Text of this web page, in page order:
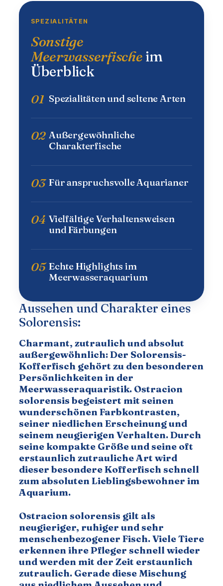
SPEZIALITÄTEN
Sonstige
Meerwasserfische im
Überblick
01 Spezialitäten und seltene Arten
02 Außergewöhnliche
Charakterfische
03 Für anspruchsvolle Aquarianer
04 Vielfältige Verhaltensweisen
und Färbungen
05 Echte Highlights im
Meerwasseraquarium
Aussehen und Charakter eines
Solorensis:
Charmant, zutraulich und absolut
außergewöhnlich: Der Solorensis-
Kofferfisch gehört zu den besonderen
Persönlichkeiten in der
Meerwasseraquaristik. Ostracion
solorensis begeistert mit seinen
wunderschönen Farbkontrasten,
seiner niedlichen Erscheinung und
seinem neugierigen Verhalten. Durch
seine kompakte Größe und seine oft
erstaunlich zutrauliche Art wird
dieser besondere Kofferfisch schnell
zum absoluten Lieblingsbewohner im
Aquarium.
Ostracion solorensis gilt als
neugieriger, ruhiger und sehr
menschenbezogener Fisch. Viele Tiere
erkennen ihre Pfleger schnell wieder
und werden mit der Zeit erstaunlich
zutraulich. Gerade diese Mischung